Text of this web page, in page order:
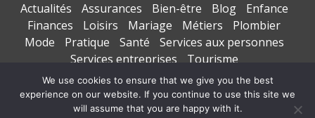
Actualités Assurances Bien-être Blog
Enfance
Finances
Loisirs Mariage Métiers
Plombier
Mode
Pratique Santé
Services aux personnes
Services entreprises
Tourisme
Transports de personnes
Copyright © All rights reserved.|DarkNews
We use cookies to ensure that we give you the best
experience on our website. If you continue to use this site we
will assume that you are happy with it.